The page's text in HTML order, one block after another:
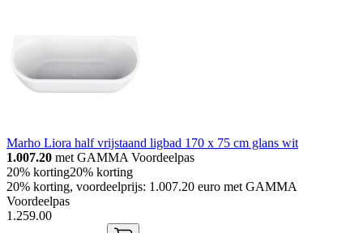
Marho Liora half vrijstaand ligbad 170 x 75 cm glans wit
1.007.20 met GAMMA Voordeelpas
20% korting20% korting
20% korting, voordeelprijs: 1.007.20 euro met GAMMA
Voordeelpas
1 .259.00